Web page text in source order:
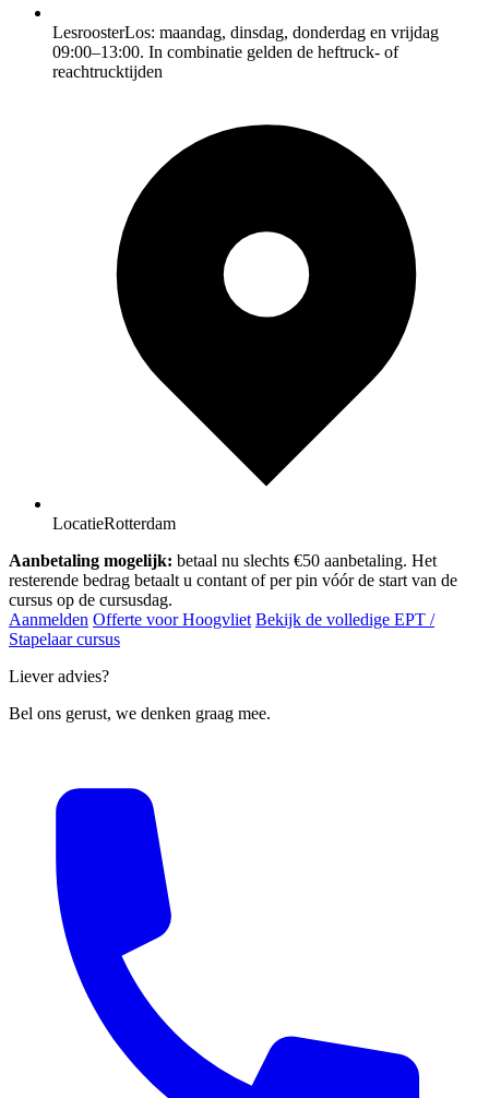
LesroosterLos: maandag, dinsdag, donderdag en vrijdag
09:00–13:00. In combinatie gelden de heftruck- of
reachtrucktijden
LocatieRotterdam
Aanbetaling mogelijk: betaal nu slechts €50 aanbetaling. Het
resterende bedrag betaalt u contant of per pin vóór de start van de
cursus op de cursusdag.
Aanmelden Offerte voor Hoogvliet Bekijk de volledige EPT /
Stapelaar cursus
Liever advies?
Bel ons gerust, we denken graag mee.